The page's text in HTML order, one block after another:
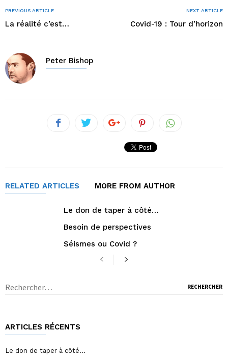
PREVIOUS ARTICLE
La réalité c’est…
NEXT ARTICLE
Covid-19 : Tour d’horizon
Peter Bishop
RELATED ARTICLES MORE FROM AUTHOR
Le don de taper à côté…
Besoin de perspectives
Séismes ou Covid ?
Rechercher :
ARTICLES RÉCENTS
Le don de taper à côté…